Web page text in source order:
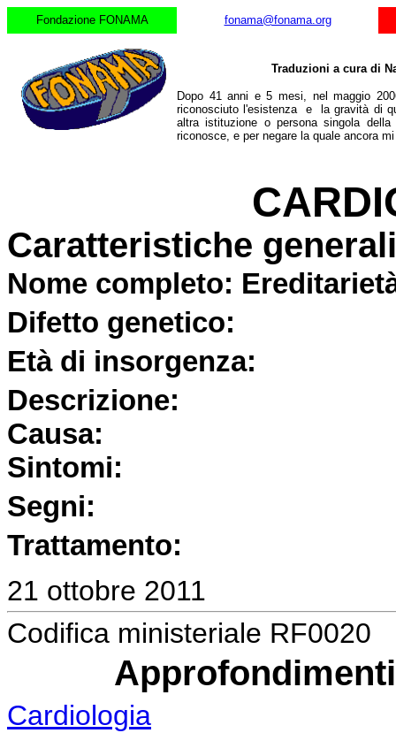
Fondazione FONAMA fonama@fonama.org
Traduzioni a cura di
Dopo 41 anni e 5 mesi, nel maggio
riconosciuto l'esistenza e la gravità di
altra istituzione o persona singola
riconosce, e per negare la quale ancora
Caratteristiche generali
Nome completo:
Difetto genetico:
Età di insorgenza:
Descrizione:
Causa:
Sintomi:
Segni:
Trattamento:
21 ottobre 2011
Codifica ministeriale RF0020
Cardiologia